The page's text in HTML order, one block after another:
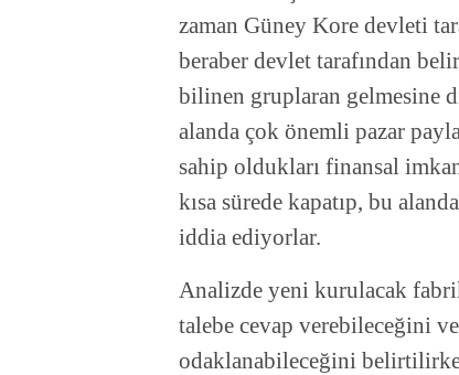
zaman Güney Kore devleti
beraber devlet tarafından
bilinen gruplaran gelmesine
alanda çok önemli pazar
sahip oldukları finansal
kısa sürede kapatıp, bu
iddia ediyorlar.
Analizde yeni kurulacak
talebe cevap verebileceğini
odaklanabileceğini